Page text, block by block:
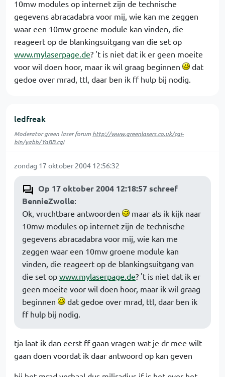
10mw modules op internet zijn de technische
gegevens abracadabra voor mij, wie kan me zeggen
waar een 10mw groene module kan vinden, die
reageert op de blankingsuitgang van die set op
www.mylaserpage.de? 't is niet dat ik er geen moeite
voor wil doen hoor, maar ik wil graag beginnen
dat
gedoe over mrad, ttl, daar ben ik ff hulp bij nodig.
ledfreak
Moderator green laser forum http://www.greenlasers.co.uk/cgi-
bin/yabb/YaBB.cgi
zondag 17 oktober 2004 12:56:32
Op 17 oktober 2004 12:18:57 schreef
BennieZwolle:
Ok, vruchtbare antwoorden
maar als ik kijk naar
10mw modules op internet zijn de technische
gegevens abracadabra voor mij, wie kan me
zeggen waar een 10mw groene module kan
vinden, die reageert op de blankingsuitgang van
die set op www.mylaserpage.de? 't is niet dat ik er
geen moeite voor wil doen hoor, maar ik wil graag
beginnen
dat gedoe over mrad, ttl, daar ben ik
ff hulp bij nodig.
tja laat ik dan eerst ff gaan vragen wat je dr mee wilt
gaan doen voordat ik daar antwoord op kan geven